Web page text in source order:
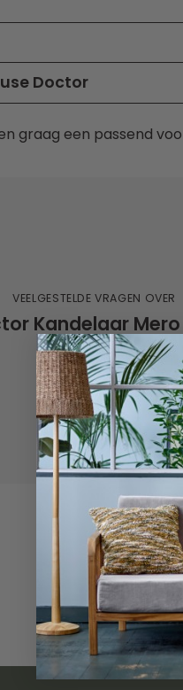
Doctor
graag een passend
VEELGESTELDE VRAGEN OVER
Kandelaar